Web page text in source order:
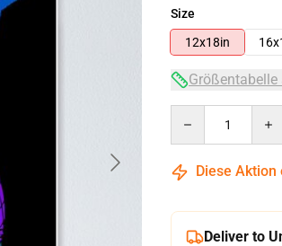
Size
12x18in
Größentabelle
Diese Aktion
Deliver to